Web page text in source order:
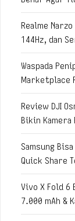
Realme
144Hz, dan
Waspada
Marketplace
Review DJI
Bikin
Samsung
Quick Share
Vivo X Fold 6
7.000 mAh &